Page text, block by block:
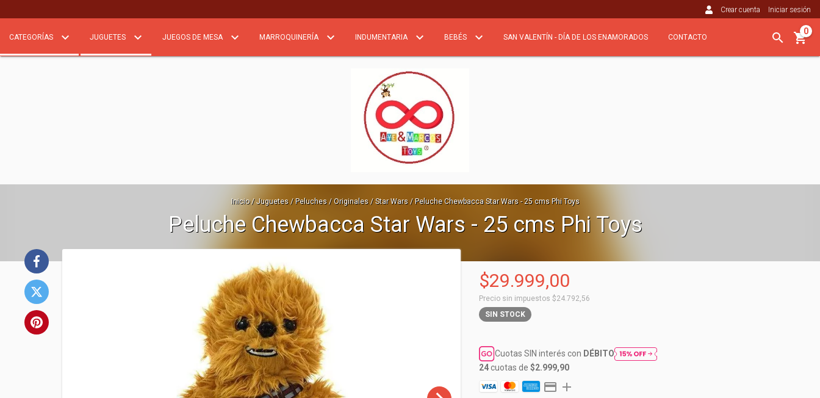
Crear cuenta Iniciar sesión
CATEGORÍAS JUGUETES JUEGOS DE MESA MARROQUINERÍA INDUMENTARIA BEBÉS SAN VALENTÍN - DÍA DE LOS ENAMORADOS CONTACTO
0
Inicio / Juguetes / Peluches / Originales / Star Wars / Peluche Chewbacca Star Wars - 25 cms Phi Toys
Peluche Chewbacca Star Wars - 25 cms Phi Toys
$29.999,00
Precio sin impuestos $24.792,56
SIN STOCK
Cuotas SIN interés con DÉBITO
24cuotas de $2.999,90